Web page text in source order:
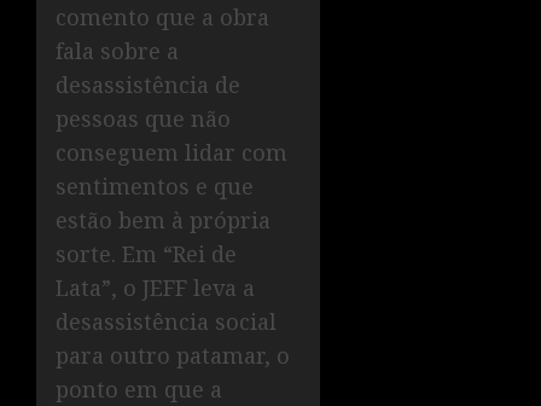
comento que a obra
fala sobre a
desassistência de
pessoas que não
conseguem lidar com
sentimentos e que
estão bem à própria
sorte. Em “Rei de
Lata”, o JEFF leva a
desassistência social
para outro patamar, o
ponto em que a